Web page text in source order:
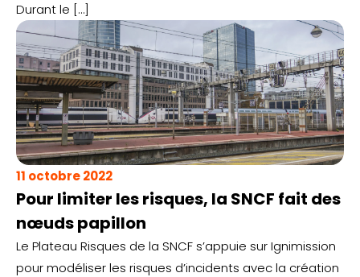
Durant le […]
11 octobre 2022
Pour limiter les risques, la SNCF fait des
nœuds papillon
Le Plateau Risques de la SNCF s’appuie sur Ignimission
pour modéliser les risques d’incidents avec la création